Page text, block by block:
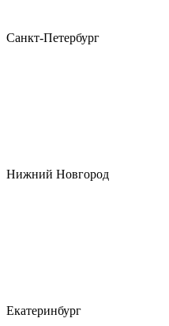
Санкт-Петербург
Нижний Новгород
Екатеринбург